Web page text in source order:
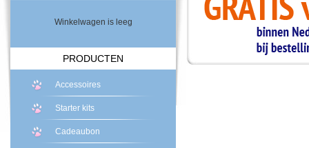
Winkelwagen is leeg
PRODUCTEN
Accessoires
Starter kits
Cadeaubon